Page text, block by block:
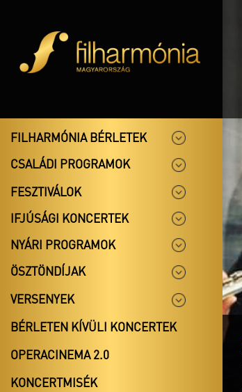
FILHARMÓNIA BÉRLETEK
CSALÁDI PROGRAMOK
FESZTIVÁLOK
IFJÚSÁGI KONCERTEK
NYÁRI PROGRAMOK
ÖSZTÖNDÍJAK
VERSENYEK
BÉRLETEN KÍVÜLI KONCERTEK
OPERACINEMA 2.0
KONCERTMISÉK